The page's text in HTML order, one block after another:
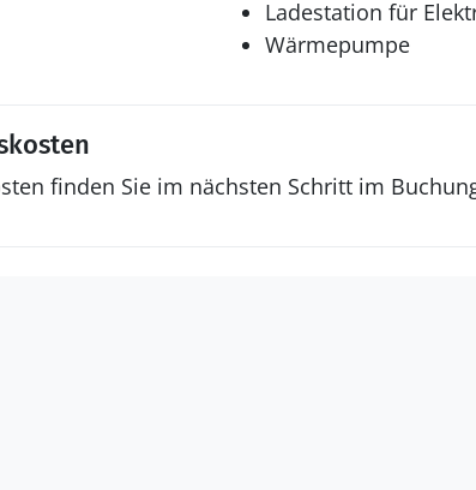
Ladestation für
Wärmepumpe
finden Sie im nächsten Schritt im